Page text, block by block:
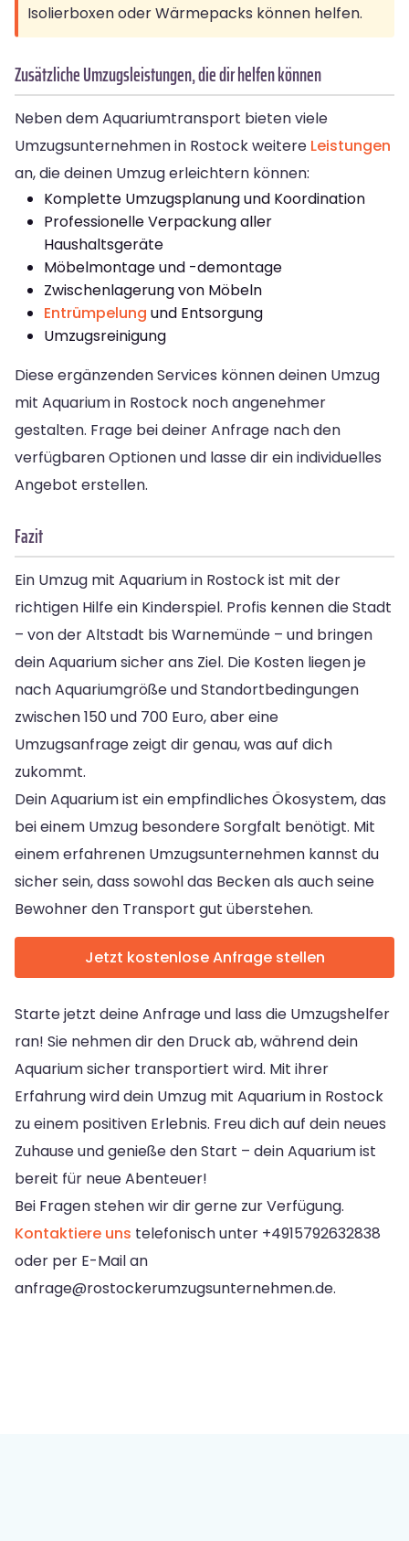
Isolierboxen oder Wärmepacks können helfen.
Zusätzliche Umzugsleistungen, die dir helfen können
Neben dem Aquariumtransport bieten viele
Umzugsunternehmen in Rostock weitere Leistungen
an, die deinen Umzug erleichtern können:
Komplette Umzugsplanung und Koordination
Professionelle Verpackung aller
Haushaltsgeräte
Möbelmontage und -demontage
Zwischenlagerung von Möbeln
Entrümpelung und Entsorgung
Umzugsreinigung
Diese ergänzenden Services können deinen Umzug
mit Aquarium in Rostock noch angenehmer
gestalten. Frage bei deiner Anfrage nach den
verfügbaren Optionen und lasse dir ein individuelles
Angebot erstellen.
Fazit
Ein Umzug mit Aquarium in Rostock ist mit der
richtigen Hilfe ein Kinderspiel. Profis kennen die Stadt
– von der Altstadt bis Warnemünde – und bringen
dein Aquarium sicher ans Ziel. Die Kosten liegen je
nach Aquariumgröße und Standortbedingungen
zwischen 150 und 700 Euro, aber eine
Umzugsanfrage zeigt dir genau, was auf dich
zukommt.
Dein Aquarium ist ein empfindliches Ökosystem, das
bei einem Umzug besondere Sorgfalt benötigt. Mit
einem erfahrenen Umzugsunternehmen kannst du
sicher sein, dass sowohl das Becken als auch seine
Bewohner den Transport gut überstehen.
Jetzt kostenlose Anfrage stellen
Starte jetzt deine Anfrage und lass die Umzugshelfer
ran! Sie nehmen dir den Druck ab, während dein
Aquarium sicher transportiert wird. Mit ihrer
Erfahrung wird dein Umzug mit Aquarium in Rostock
zu einem positiven Erlebnis. Freu dich auf dein neues
Zuhause und genieße den Start – dein Aquarium ist
bereit für neue Abenteuer!
Bei Fragen stehen wir dir gerne zur Verfügung.
Kontaktiere uns telefonisch unter +4915792632838
oder per E-Mail an
anfrage@rostockerumzugsunternehmen.de.